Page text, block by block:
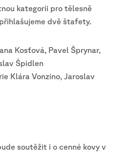
kategorii pro tělesně
dvě štafety.
Kosťová, Pavel Šprynar,
Špidlen
Klára Vonzino, Jaroslav
soutěžit i o cenné kovy v